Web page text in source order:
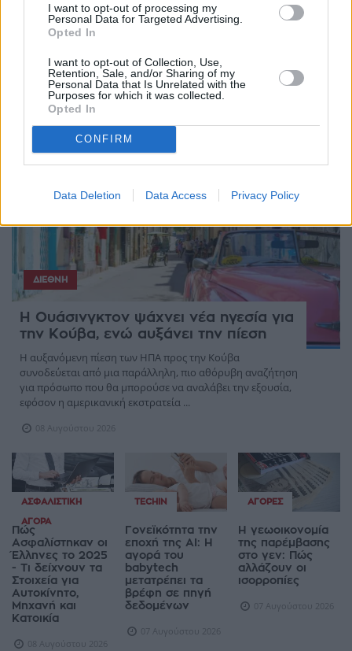
I want to opt-out of processing my
Personal Data for Targeted Advertising.
Opted In
I want to opt-out of Collection, Use,
Retention, Sale, and/or Sharing of my
Personal Data that Is Unrelated with the
Purposes for which it was collected.
Opted In
CONFIRM
Data Deletion Data Access Privacy Policy
EDITORS'
ΔΙΕΘΝΉ
Η Ουάσινγκτον ψάχνει νέα ηγεσία για
την Κούβα, ενώ αυξάνει την πίεση
Η αυξανόμενη πίεση των ΗΠΑ προς την Κούβα
συνοδεύεται από μια παράλληλη, πιο αθόρυβη αναζήτηση
για πρόσωπο που θα μπορούσε να αναλάβει την εξουσία,
εφόσον η αμερικανική εκστρατεία ...
08 Αυγούστου 2026
ΑΣΦΑΛΙΣΤΙΚΉ
ΑΓΟΡΆ
Πώς
Ασφαλίστηκαν οι
Έλληνες το 2025
- Τι δείχνουν τα
Στοιχεία για
Αυτοκίνητο,
Μηχανή και
Κατοικία
08 Αυγούστου 2026
TECHIN
Γονεϊκότητα την
εποχή της AI: Η
αγορά του
babytech
μετατρέπει τα
βρέφη σε πηγή
δεδομένων
07 Αυγούστου 2026
ΑΓΟΡΈΣ
Η γεωοικονομία
της παρέμβασης
στο γεν: Πώς
αλλάζουν οι
ισορροπίες
07 Αυγούστου 2026